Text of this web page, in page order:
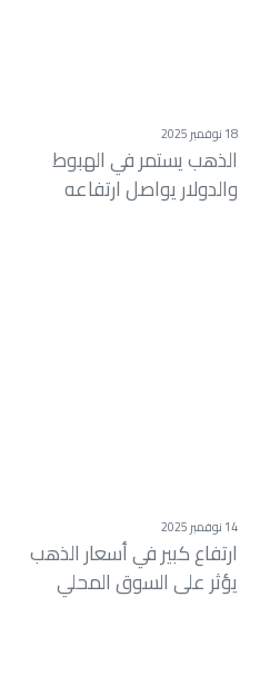
18 نوفمبر 2025
الذهب يستمر في الهبوط
والدولار يواصل ارتفاعه
14 نوفمبر 2025
ارتفاع كبير في أسعار الذهب
يؤثر على السوق المحلي